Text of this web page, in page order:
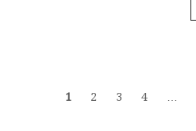
Posts1 2 3 4 …